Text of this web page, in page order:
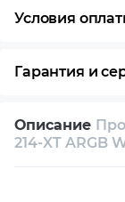
Условия
Гарантия и
Описание
214-XT ARGB